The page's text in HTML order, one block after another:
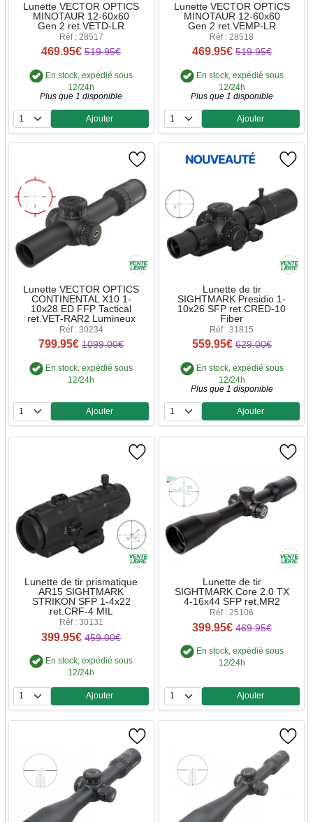
Lunette VECTOR OPTICS
MINOTAUR 12-60x60
Gen 2 ret.VETD-LR
Réf : 28517
469.95€ 519.95€
En stock, expédié sous
12/24h
Plus que 1 disponible
Quantité
Ajouter
Lunette VECTOR OPTICS
MINOTAUR 12-60x60
Gen 2 ret.VEMP-LR
Réf : 28518
469.95€ 519.95€
En stock, expédié sous
12/24h
Plus que 1 disponible
Quantité
Ajouter
Lunette VECTOR OPTICS
CONTINENTAL X10 1-
10x28 ED FFP Tactical
ret.VET-RAR2 Lumineux
Réf : 30234
799.95€ 1099.00€
En stock, expédié sous
12/24h
Quantité
Ajouter
Lunette de tir
SIGHTMARK Presidio 1-
10x26 SFP ret.CRED-10
Fiber
Réf : 31815
559.95€ 629.00€
En stock, expédié sous
12/24h
Plus que 1 disponible
Quantité
Ajouter
Lunette de tir prismatique
AR15 SIGHTMARK
STRIKON SFP 1-4x22
ret.CRF-4 MIL
Réf : 30131
399.95€ 459.00€
En stock, expédié sous
12/24h
Quantité
Ajouter
Lunette de tir
SIGHTMARK Core 2.0 TX
4-16x44 SFP ret.MR2
Réf : 25106
399.95€ 469.95€
En stock, expédié sous
12/24h
Quantité
Ajouter